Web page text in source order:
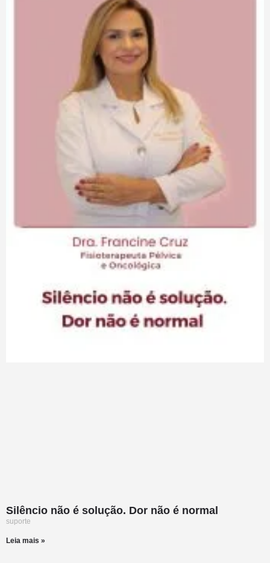
Silêncio não é solução. Dor não é normal
suporte
Leia mais »